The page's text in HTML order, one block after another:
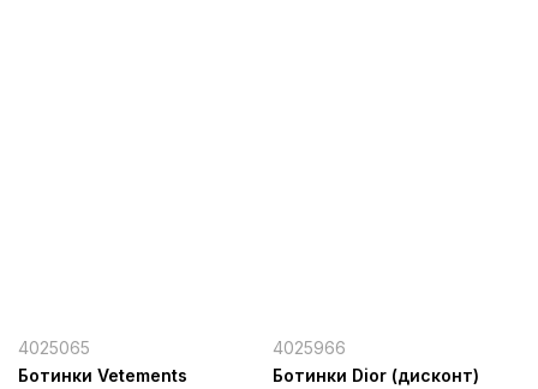
4025065
Ботинки Vetements
4025966
Ботинки Dior (дисконт)